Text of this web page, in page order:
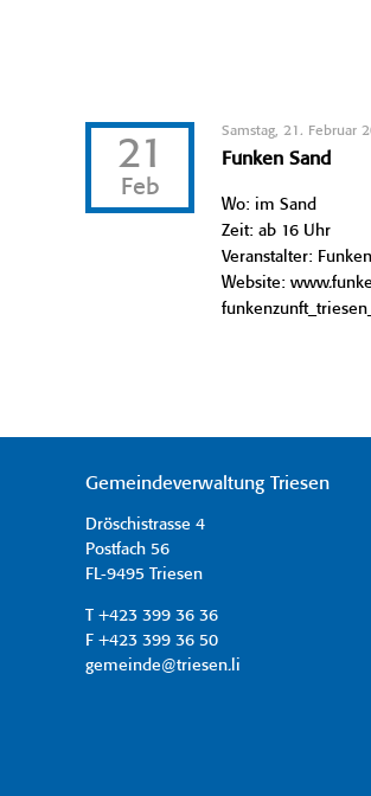
21
Feb
Samstag, 21. Februar
Funken Sand
Wo: im Sand
Zeit: ab 16 Uhr
Veranstalter:
Website:
Gemeindeverwaltung Triesen
Dröschistrasse 4
Postfach 56
FL-9495 Triesen
T +423 399 36 36
F +423 399 36 50
gemeinde@triesen.li